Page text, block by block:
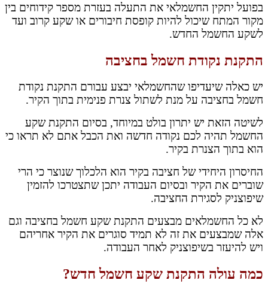
בפועל יתקין החשמלאי את התעלה בעזרת מספר קידוחים בין
מקור המתח שיכול להיות קופסת חיבורים או שקע קרוב ועד
לשקע החשמל החדש.
התקנת נקודת חשמל בחציבה
יש כאלה שיעדיפו שהחשמלאי יבצע עבורם התקנת נקודת
חשמל בחציבה על מנת לשתול צנרת פנימית בתוך הקיר.
לשיטה הזאת יש יתרון בולט במיוחד, בסיום התקנת שקע
החשמל תהיה לכם נקודה חדשה ואת הכבל אתם לא תראו כי
הוא בתוך הצנרת בקיר.
החיסרון היחידי של חציבה בקיר הוא הלכלוך שנוצר כי הרי
שוברים את הקיר ובסיום העבודה יתכן שתצטרכו להזמין
שיפוצניק לסגירת החציבה.
לא כל החשמלאים מבצעים התקנת שקע חשמל בחציבה וגם
אלה שמבצעים את זה לא תמיד סוגרים את הקיר אחריהם
ויש להיעזר בשיפוצניק לאחר העבודה.
כמה עולה התקנת שקע חשמל חדש?